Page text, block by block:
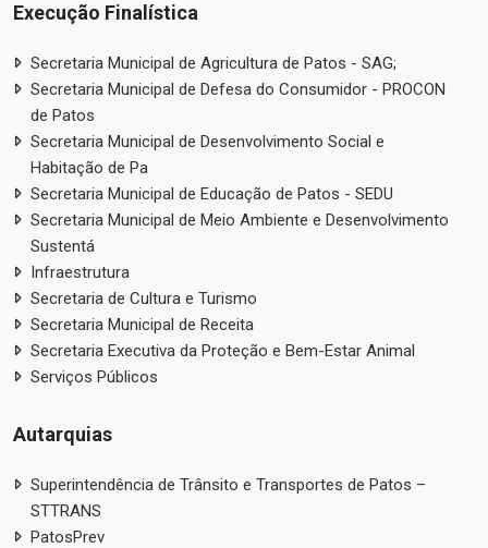
Execução Finalística
Secretaria Municipal de Agricultura de Patos - SAG;
Secretaria Municipal de Defesa do Consumidor - PROCON
de Patos
Secretaria Municipal de Desenvolvimento Social e
Habitação de Pa
Secretaria Municipal de Educação de Patos - SEDU
Secretaria Municipal de Meio Ambiente e Desenvolvimento
Sustentá
Infraestrutura
Secretaria de Cultura e Turismo
Secretaria Municipal de Receita
Secretaria Executiva da Proteção e Bem-Estar Animal
Serviços Públicos
Autarquias
Superintendência de Trânsito e Transportes de Patos –
STTRANS
PatosPrev